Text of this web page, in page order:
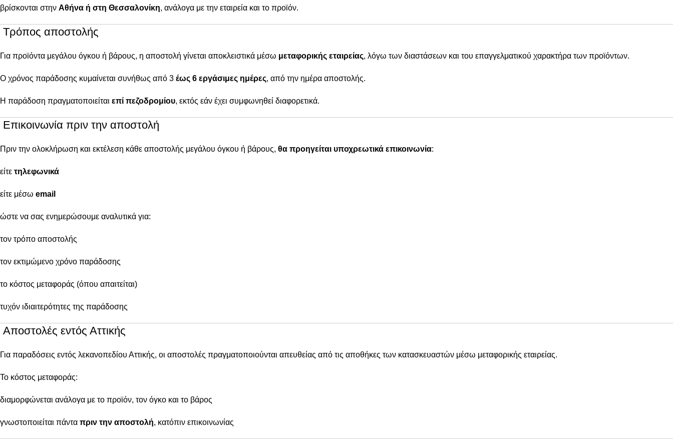
βρίσκονται στην Αθήνα ή στη Θεσσαλονίκη, ανάλογα με την εταιρεία και το προϊόν.
Τρόπος αποστολής
Για προϊόντα μεγάλου όγκου ή βάρους, η αποστολή γίνεται αποκλειστικά μέσω μεταφορικής εταιρείας, λόγω των διαστάσεων και του επαγγελματικού χαρακτήρα των προϊόντων.
Ο χρόνος παράδοσης κυμαίνεται συνήθως από 3 έως 6 εργάσιμες ημέρες, από την ημέρα αποστολής.
Η παράδοση πραγματοποιείται επί πεζοδρομίου, εκτός εάν έχει συμφωνηθεί διαφορετικά.
Επικοινωνία πριν την αποστολή
Πριν την ολοκλήρωση και εκτέλεση κάθε αποστολής μεγάλου όγκου ή βάρους, θα προηγείται υποχρεωτικά επικοινωνία:
είτε τηλεφωνικά
είτε μέσω email
ώστε να σας ενημερώσουμε αναλυτικά για:
τον τρόπο αποστολής
τον εκτιμώμενο χρόνο παράδοσης
το κόστος μεταφοράς (όπου απαιτείται)
τυχόν ιδιαιτερότητες της παράδοσης
Αποστολές εντός Αττικής
Για παραδόσεις εντός λεκανοπεδίου Αττικής, οι αποστολές πραγματοποιούνται απευθείας από τις αποθήκες των κατασκευαστών μέσω μεταφορικής εταιρείας.
Το κόστος μεταφοράς:
διαμορφώνεται ανάλογα με το προϊόν, τον όγκο και το βάρος
γνωστοποιείται πάντα πριν την αποστολή, κατόπιν επικοινωνίας